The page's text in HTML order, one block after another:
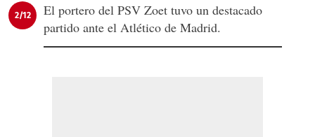
2/12
El portero del PSV Zoet tuvo un destacado
partido ante el Atlético de Madrid.